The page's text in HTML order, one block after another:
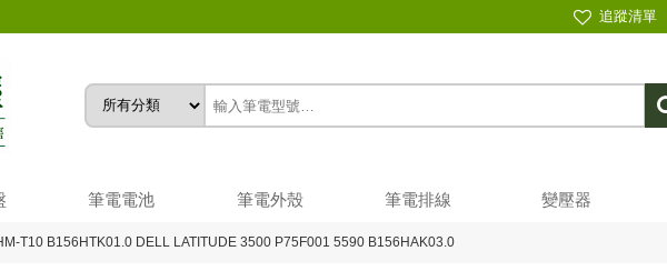
追蹤清單
筆電電池 筆電外殼 筆電排線 變壓器
T10 B156HTK01.0 DELL LATITUDE 3500 P75F001 5590 B156HAK03.0